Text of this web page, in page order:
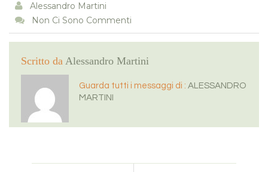
Alessandro Martini
Non Ci Sono Commenti
Scritto da Alessandro Martini
Guarda tutti i messaggi di : ALESSANDRO
MARTINI